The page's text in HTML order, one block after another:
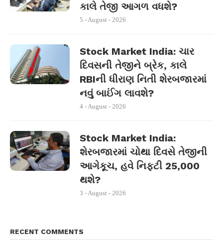
કાલે તેજી આગળ વધશે?
5 - August - 2026
Stock Market India: ચાર
દિવસની તેજીને બ્રેક, કાલે
RBIની ધીરાણ નિતી શેરબજારમાં
નવું બાઈંગ લાવશે?
4 - August - 2026
Stock Market India:
શેરબજારમાં ચોથા દિવસે તેજીની
આગેકૂચ, હવે નિફ્ટી 25,000
થશે?
3 - August - 2026
RECENT COMMENTS